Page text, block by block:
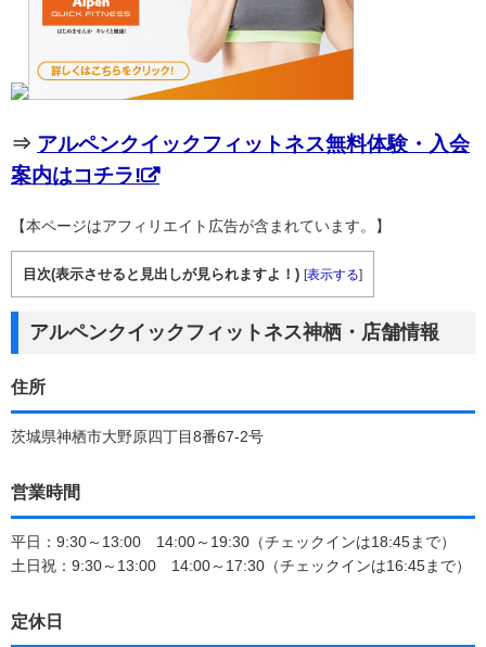
⇒ アルペンクイックフィットネス無料体験・入会
案内はコチラ!
【本ページはアフィリエイト広告が含まれています。】
目次(表示させると見出しが見られますよ！) [表示する]
アルペンクイックフィットネス神栖・店舗情報
住所
茨城県神栖市大野原四丁目8番67-2号
営業時間
平日：9:30～13:00 14:00～19:30（チェックインは18:45まで）
土日祝：9:30～13:00 14:00～17:30（チェックインは16:45まで）
定休日